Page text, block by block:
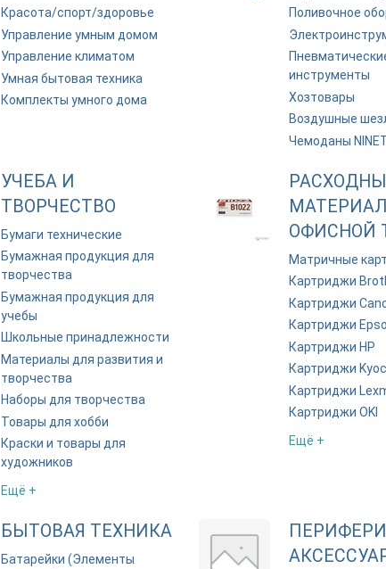
Красота/спорт/здоровье
Управление умным домом
Управление климатом
Умная бытовая техника
Комплекты умного дома
Поливочное
инструменты
Хозтовары
Воздушные
Чемоданы
УЧЕБА И
ТВОРЧЕСТВО
Бумаги технические
Бумажная продукция для
творчества
Бумажная продукция для
учебы
Школьные принадлежности
Материалы для развития и
творчества
Наборы для творчества
Товары для хобби
Краски и товары для
художников
Ещё +
ОФИСНОЙ
Матричные
Картриджи
Картриджи
Картриджи
Картриджи HP
Картриджи
Картриджи
Картриджи OKI
Ещё +
БЫТОВАЯ ТЕХНИКА
Батарейки (Элементы